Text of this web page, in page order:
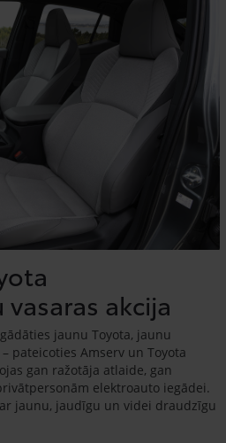
akcija
jaunu Toyota, jaunu
pateicoties Amserv un Toyota
gan ražotāja atlaide, gan
elektroauto iegādei.
jaunu, jaudīgu un videi draudzīgu